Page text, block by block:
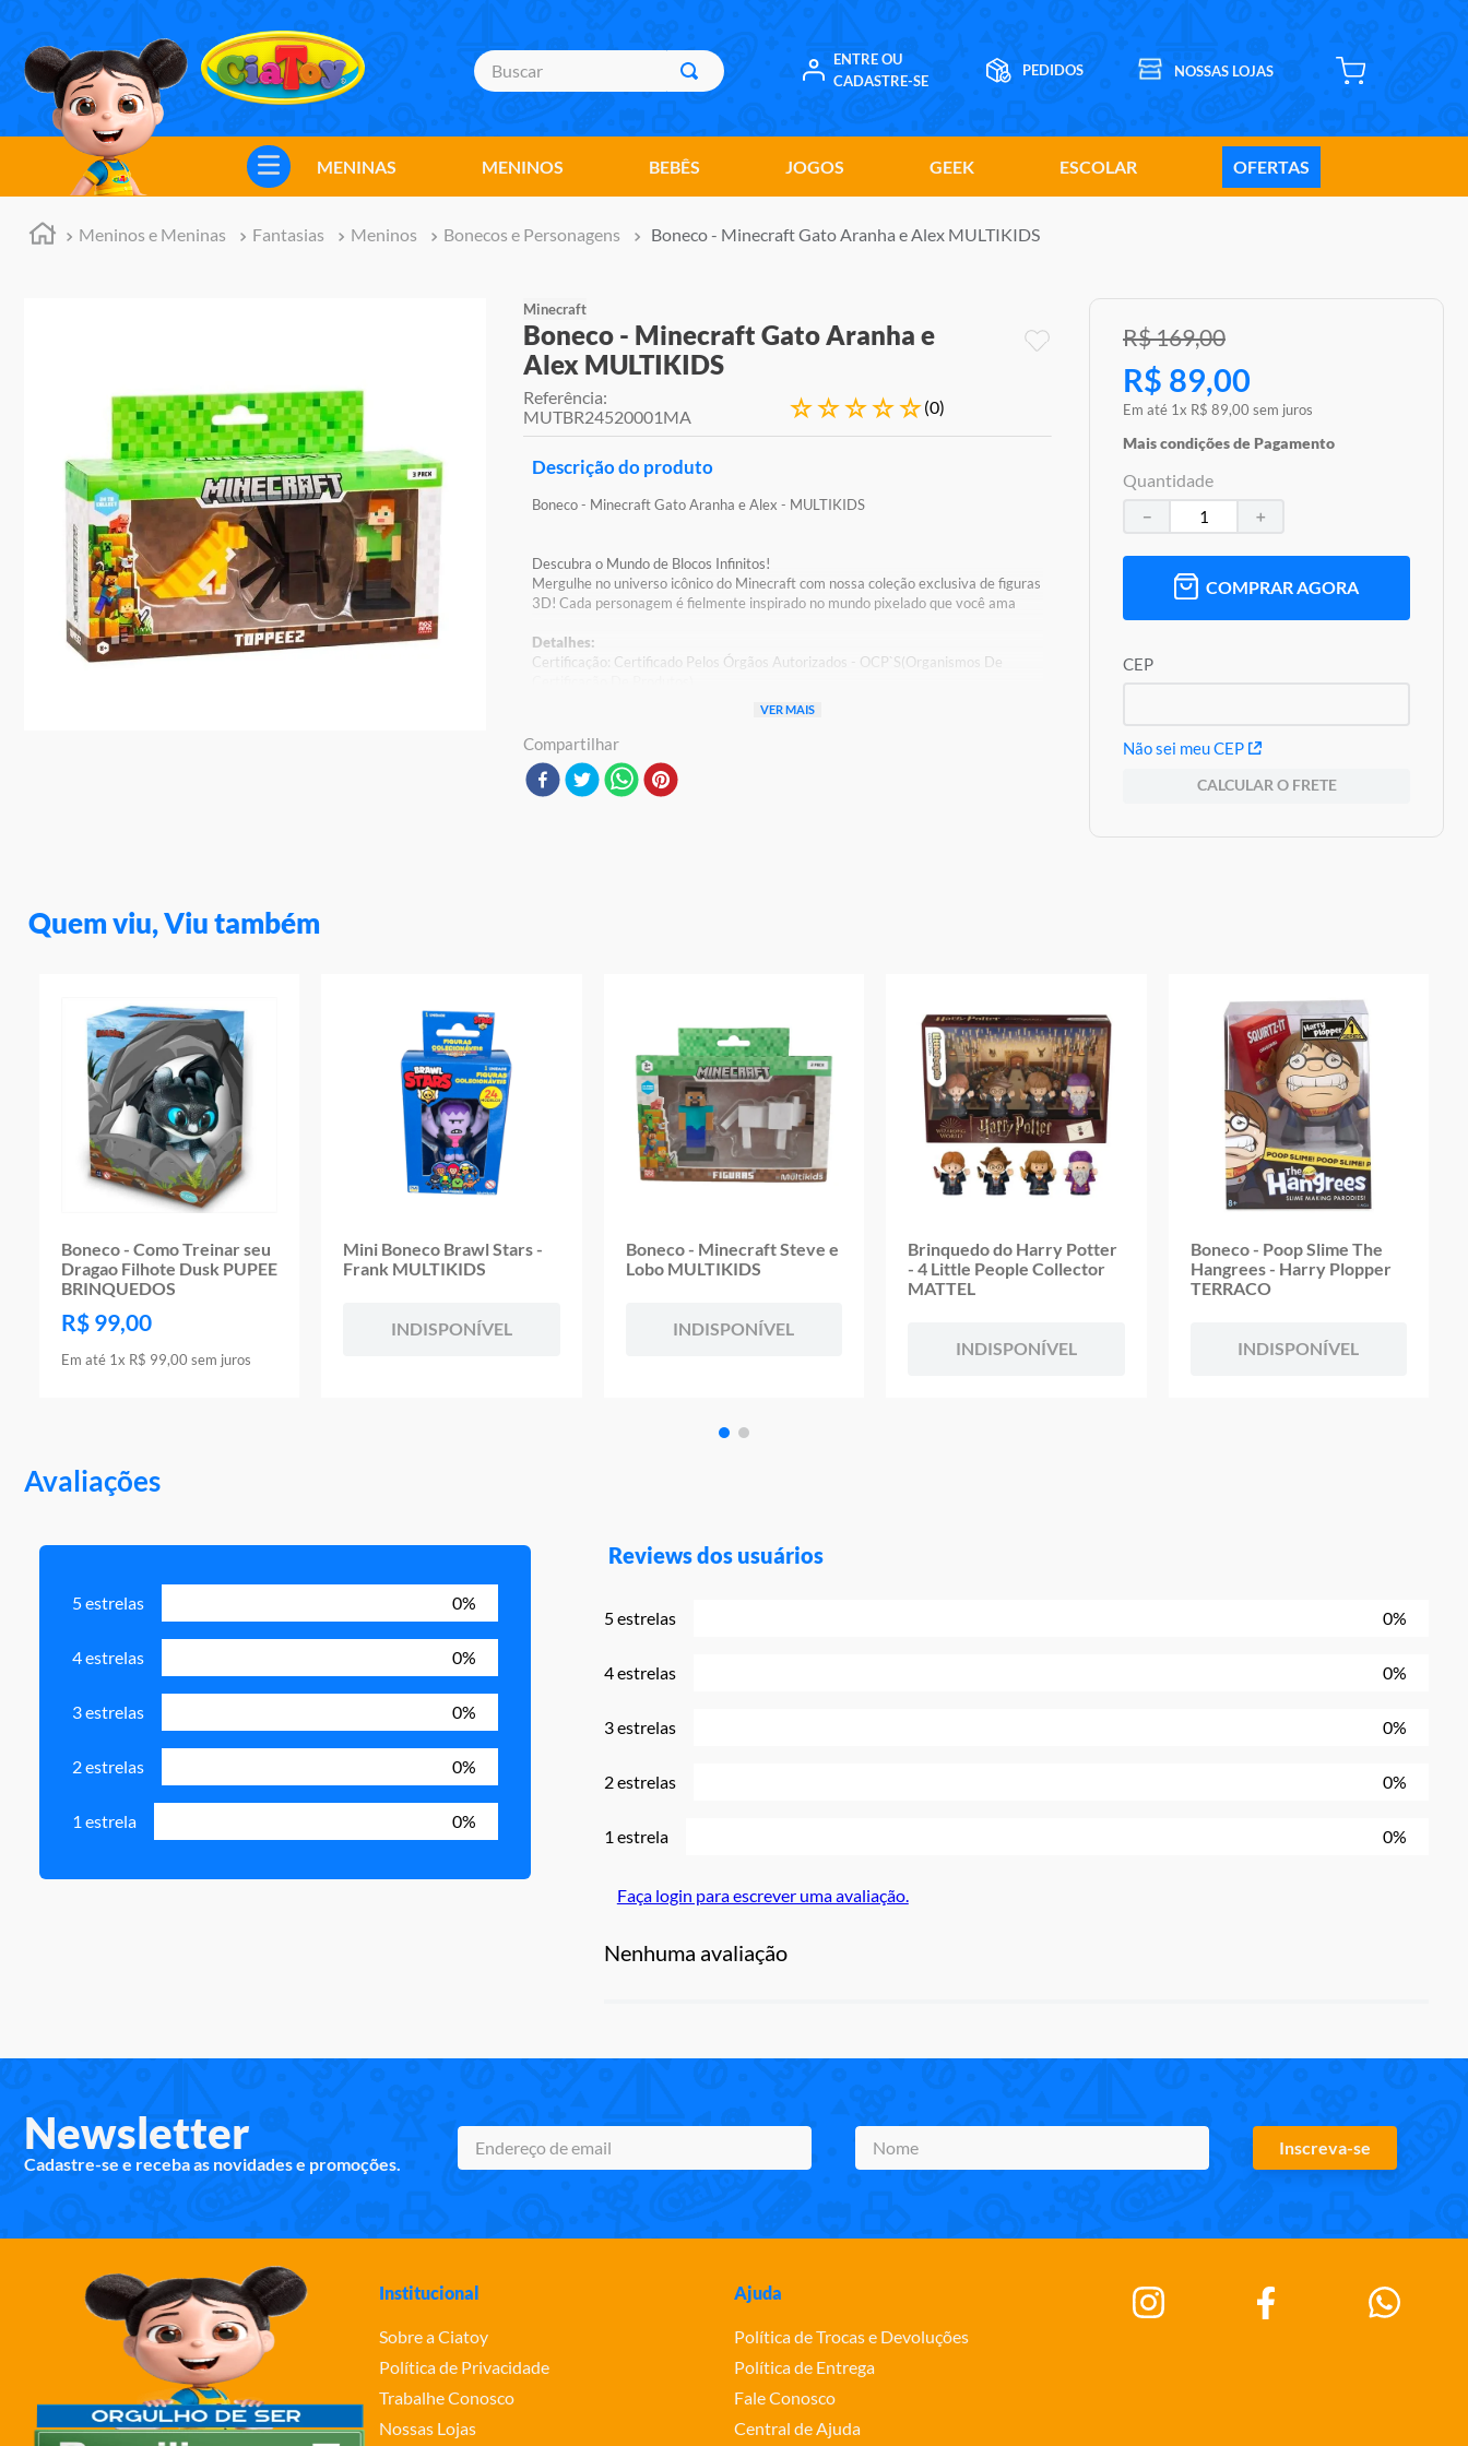
Buscar
ENTRE OU
CADASTRE-SE
MENINAS MENINOS BEBÊS JOGOS GEEK ESCOLAR OFERTAS
Meninos e Meninas Fantasias Meninos Bonecos e Personagens Boneco - Minecraft Gato Aranha e Alex MULTIKIDS
Minecraft
Boneco - Minecraft Gato Aranha e
Alex MULTIKIDS
Referência:
MUTBR24520001MA
☆☆☆☆☆(0)
Descrição do produto
Boneco - Minecraft Gato Aranha e Alex - MULTIKIDS
Descubra o Mundo de Blocos Infinitos!
Mergulhe no universo icônico do Minecraft com nossa coleção exclusiva de figuras
3D! Cada personagem é fielmente inspirado no mundo pixelado que você ama
Detalhes:
Certificação: Certificado Pelos Órgãos Autorizados - OCP`S(Organismos De
Características:
Conteúdo da Embalagem: 03 Bonecos
Material/Composição: Plástico
Ref: BR2452
VER MAIS
Compartilhar
R$169,00
R$ 89,00
Em até 1x R$ 89,00 sem juros
Mais condições de Pagamento
Quantidade
＋
－
COMPRAR AGORA
CEP
Não sei meu CEP
CALCULAR O FRETE
Quem viu, Viu também
Boneco - Como Treinar seu
Dragao Filhote Dusk PUPEE
BRINQUEDOS
R$ 99,00
Em até 1x R$ 99,00 sem juros
Mini Boneco Brawl Stars -
Frank MULTIKIDS
INDISPONÍVEL
Boneco - Minecraft Steve e
Lobo MULTIKIDS
INDISPONÍVEL
Brinquedo do Harry Potter
- 4 Little People Collector
MATTEL
INDISPONÍVEL
Boneco - Poop Slime The
Hangrees - Harry Plopper
TERRACO
INDISPONÍVEL
Avaliações
5 estrelas 0%
4 estrelas 0%
3 estrelas 0%
2 estrelas 0%
1 estrela 0%
Reviews dos usuários
5 estrelas 0%
4 estrelas 0%
3 estrelas 0%
2 estrelas 0%
1 estrela 0%
Faça login para escrever uma avaliação.
Nenhuma avaliação
Newsletter
Cadastre-se e receba as novidades e promoções.
Inscreva-se
Institucional
Sobre a Ciatoy
Política de Privacidade
Trabalhe Conosco
Nossas Lojas
Ajuda
Política de Trocas e Devoluções
Política de Entrega
Fale Conosco
Central de Ajuda
TERMOS MAIS BUSCADOS
meninos
marvel legends
barbie
rainbow high